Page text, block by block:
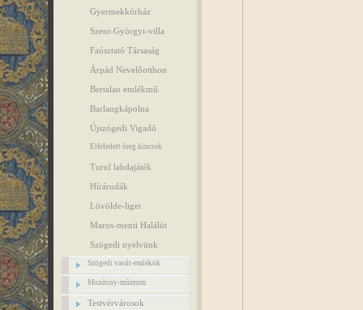
Gyermekkórház
Szent-Györgyi-villa
Faúsztató Társaság
Árpád Nevelőotthon
Bertalan emlékmű
Barlangkápolna
Újszögedi Vigadó
Elfeledett öreg kincsek
Turul labdajáték
Hírárudák
Lövölde-liget
Maros-menti Halálút
Szögedi nyelvünk
Szögedi vasút-emlékök
Mozdony-múzeum
Testvérvárosok